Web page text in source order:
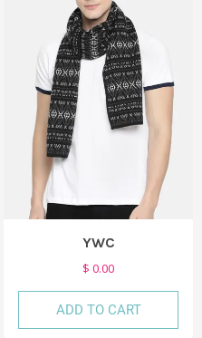
YWC
$ 0.00
ADD TO CART